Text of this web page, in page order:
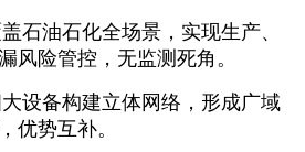
石油石化全场景，实现生产、
风险管控，无监测死角。
设备构建立体网络，形成广域
优势互补。